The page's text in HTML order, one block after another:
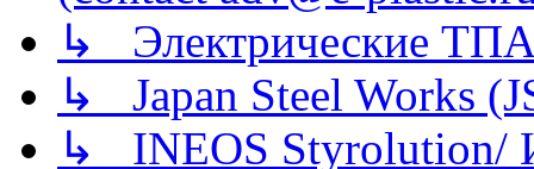
↳ Электрические
↳ Japan Steel Works
↳ INEOS